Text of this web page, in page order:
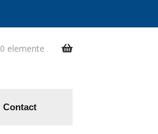
0 elemente
Contact